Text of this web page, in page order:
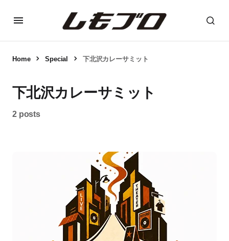
Home Special 下北沢カレーサミット
下北沢カレーサミット
2 posts